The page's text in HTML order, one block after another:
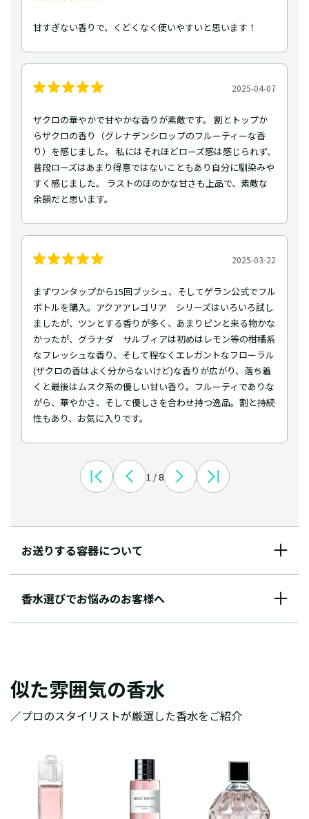
甘すぎない香りで、くどくなく使いやすいと思います！
2025-04-07
ザクロの華やかで甘やかな香りが素敵です。 割とトップか
らザクロの香り（グレナデンシロップのフルーティーな香
り）を感じました。 私にはそれほどローズ感は感じられず、
普段ローズはあまり得意ではないこともあり自分に馴染みや
すく感じました。 ラストのほのかな甘さも上品で、素敵な
余韻だと思います。
2025-03-22
まずワンタップから15回ブッシュ、そしてゲラン公式でフル
ボトルを購入。アクアアレゴリア シリーズはいろいろ試し
ましたが、ツンとする香りが多く、あまりピンと来る物かな
かったが、グラナダ サルブィアは初めはレモン等の柑橘系
なフレッシュな香り、そして程なくエレガントなフローラル
(ザクロの香はよく分からないけど)な香りが広がり、落ち着
くと最後はムスク系の優しい甘い香り。フルーティでありな
がら、華やかさ、そして優しさを合わせ持つ逸品。割と持続
性もあり、お気に入りです。
1 / 8
お送りする容器について
香水選びでお悩みのお客様へ
似た雰囲気の香水
／プロのスタイリストが厳選した香水をご紹介